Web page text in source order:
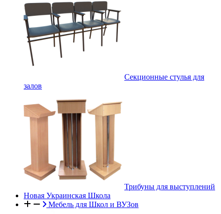
Секционные стулья для
залов
Трибуны для выступлений
Новая Украинская Школа
Мебель для Школ и ВУЗов